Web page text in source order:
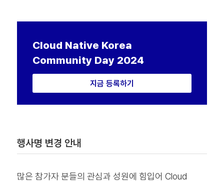
Cloud Native Korea
Community Day 2024
지금 등록하기
행사명 변경 안내
많은 참가자 분들의 관심과 성원에 힘입어 Cloud